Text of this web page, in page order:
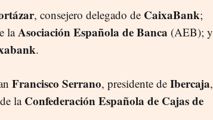
, consejero delegado de CaixaBank;
laAsociación Española de Banca (AEB); y
.
Francisco Serrano, presidente de Ibercaja,
la Confederación Española de Cajas de